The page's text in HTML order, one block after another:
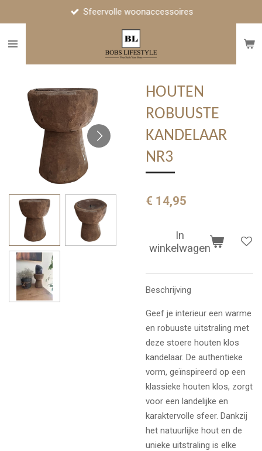
naar
Sfeervolle woonaccessoires
HOUTEN
ROBUUSTE
KANDELAAR
NR3
€ 14,95
In
winkelwagen
Beschrijving
Geef je interieur een warme
en robuuste uitstraling met
deze stoere houten klos
kandelaar. De authentieke
vorm, geïnspireerd op een
klassieke houten klos, zorgt
voor een landelijke en
karaktervolle sfeer. Dankzij
het natuurlijke hout en de
unieke uitstraling is elke